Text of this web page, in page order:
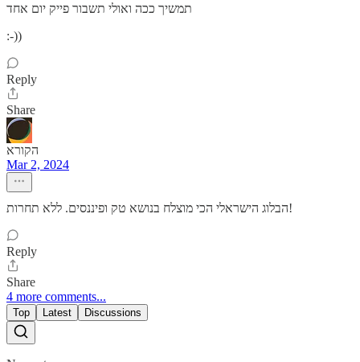
תמשיך ככה ואולי תשבור פייק יום אחד
:-))
Reply
Share
הקורא
Mar 2, 2024
הבלוג הישראלי הכי מוצלח בנושא טק ופיננסים. ללא תחרות!
Reply
Share
4 more comments...
Top Latest Discussions